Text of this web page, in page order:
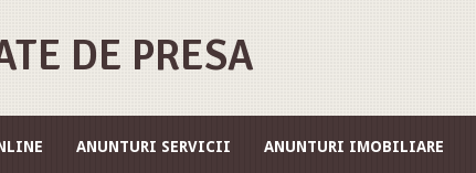
DE PRESA
ANUNTURI SERVICII ANUNTURI IMOBILIARE